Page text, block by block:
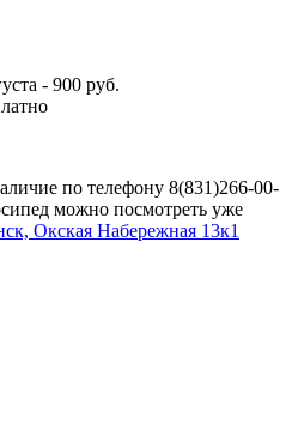
- 900 руб.
по телефону 8(831)266-00-
можно посмотреть уже
Окская Набережная 13к1